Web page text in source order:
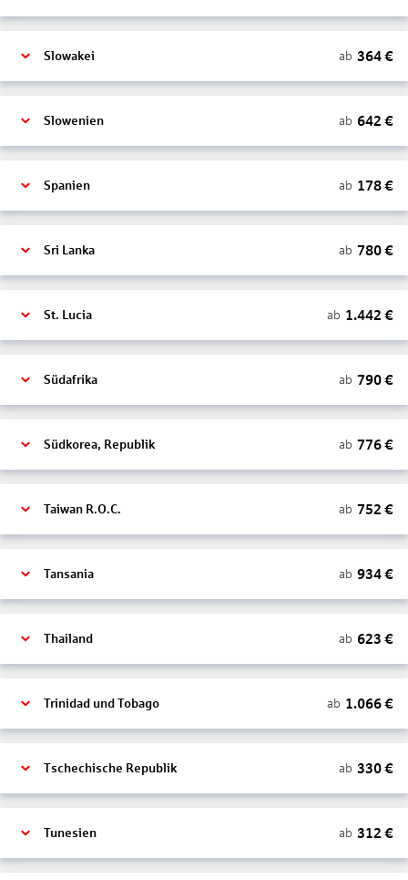
Slowakei ab 364€
Slowenien ab 642 €
Spanien ab 178€
Sri Lanka ab 780€
St. Lucia ab 1.442 €
Südafrika ab 790€
Südkorea, Republik ab 776€
Taiwan R.O.C. ab 752 €
Tansania ab 934€
Thailand ab 623 €
Trinidad und Tobago ab 1.066€
Tschechische Republik ab 330€
Tunesien ab 312 €